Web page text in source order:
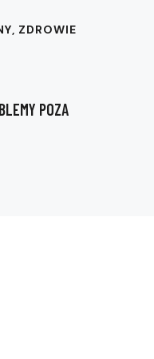
, ZDROWIE
POZA